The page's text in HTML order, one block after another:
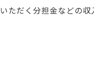
ただく分担金などの